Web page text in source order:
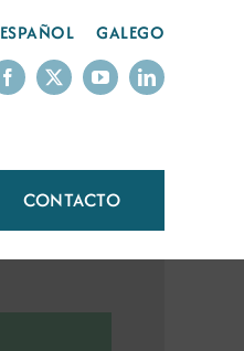
ESPAÑOL GALEGO
CONTACTO